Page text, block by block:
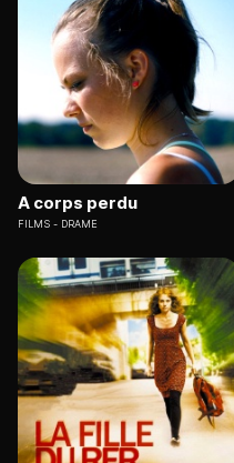
A corps perdu
FILMS DRAME